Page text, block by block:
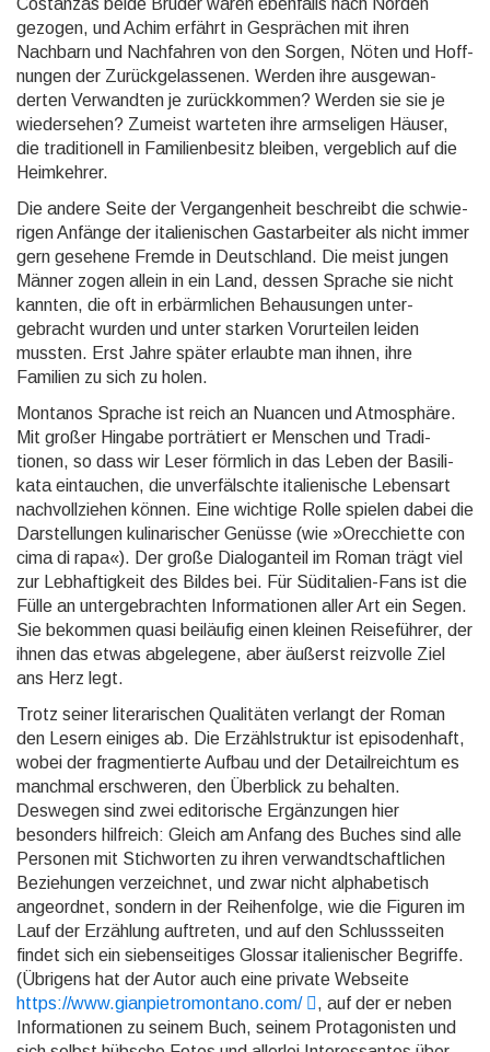
Costanzas beide Brüder waren ebenfalls nach Norden
gezogen, und Achim erfährt in Gesprä­chen mit ihren
Nachbarn und Nach­fahren von den Sorgen, Nöten und Hoff­
nungen der Zurück­gelasse­nen. Werden ihre ausge­wan­
derten Ver­wand­ten je zurück­kom­men? Werden sie sie je
wieder­sehen? Zumeist warteten ihre arm­seligen Häuser,
die tradi­tionell in Familien­besitz bleiben, vergeb­lich auf die
Heim­kehrer.
Die andere Seite der Vergangenheit beschreibt die schwie­
rigen Anfänge der italieni­schen Gast­arbeiter als nicht immer
gern gesehene Fremde in Deutsch­land. Die meist jungen
Männer zogen allein in ein Land, dessen Sprache sie nicht
kannten, die oft in erbärm­lichen Behau­sungen unter­
gebracht wurden und unter starken Vorur­teilen leiden
mussten. Erst Jahre später erlaubte man ihnen, ihre
Familien zu sich zu holen.
Montanos Sprache ist reich an Nuancen und Atmos­phäre.
Mit großer Hingabe porträ­tiert er Menschen und Tradi­
tionen, so dass wir Leser förmlich in das Leben der Basili­
kata ein­tauchen, die unver­fälschte italie­nische Lebens­art
nach­voll­ziehen können. Eine wichtige Rolle spielen dabei die
Dar­stel­lun­gen kulina­rischer Genüsse (wie »Orecchiette con
cima di rapa«). Der große Dialog­anteil im Roman trägt viel
zur Leb­haftig­keit des Bildes bei. Für Süd­italien-Fans ist die
Fülle an unter­ge­brach­ten Infor­matio­nen aller Art ein Segen.
Sie bekommen quasi beiläufig einen kleinen Reise­führer, der
ihnen das etwas abge­legene, aber äußerst reiz­volle Ziel
ans Herz legt.
Trotz seiner literarischen Qualitäten verlangt der Roman
den Lesern einiges ab. Die Erzähl­struk­tur ist epi­soden­haft,
wobei der frag­men­tierte Aufbau und der Detail­reich­tum es
manch­mal er­schweren, den Über­blick zu behalten.
Deswegen sind zwei edito­rische Ergän­zungen hier
besonders hilfreich: Gleich am Anfang des Buches sind alle
Personen mit Stich­worten zu ihren ver­wandt­schaft­lichen
Bezie­hun­gen ver­zeich­net, und zwar nicht alpha­betisch
ange­ord­net, sondern in der Reihen­folge, wie die Figuren im
Lauf der Erzähl­ung auftreten, und auf den Schluss­seiten
findet sich ein sieben­seitiges Glossar italieni­scher Begriffe.
(Übrigens hat der Autor auch eine private Webseite
https://www.gianpietromontano.com/
, auf der er neben
Informationen zu seinem Buch, seinem Protagonisten und